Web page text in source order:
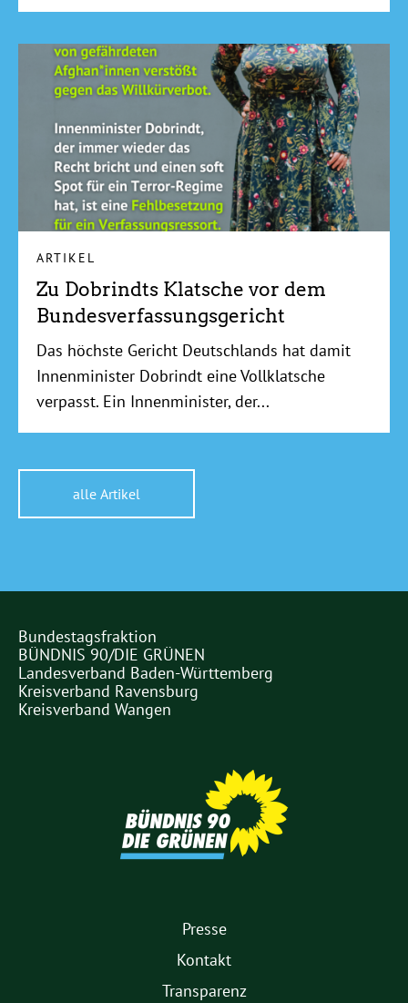
ARTIKEL
Zu Dobrindts Klatsche vor dem
Bundesverfassungsgericht
Das höchste Gericht Deutschlands hat damit
Innenminister Dobrindt eine Vollklatsche
verpasst. Ein Innenminister, der...
alle Artikel
Partner
Links
Bundestagsfraktion
BÜNDNIS 90/DIE GRÜNEN
Landesverband Baden-Württemberg
Kreisverband Ravensburg
Kreisverband Wangen
Presse
Kontakt
Transparenz